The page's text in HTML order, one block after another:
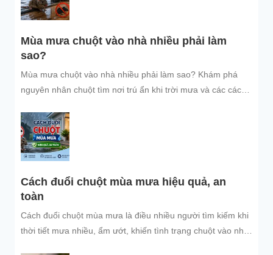
Mùa mưa chuột vào nhà nhiều phải làm
sao?
Mùa mưa chuột vào nhà nhiều phải làm sao? Khám phá
nguyên nhân chuột tìm nơi trú ẩn khi trời mưa và các cách
bảo vệ không gian sống sạch sẽ.
Cách đuổi chuột mùa mưa hiệu quả, an
toàn
Cách đuổi chuột mùa mưa là điều nhiều người tìm kiếm khi
thời tiết mưa nhiều, ẩm ướt, khiến tình trạng chuột vào nhà